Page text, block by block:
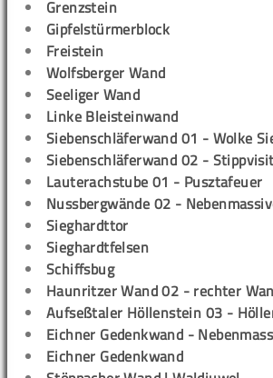
Grenzstein
Gipfelstürmerblock
Freistein
Wolfsberger Wand
Seeliger Wand
Linke Bleisteinwand
Siebenschläferwand 01 - Wolke
Siebenschläferwand 02 -
Lauterachstube 01 - Pusztafeuer
Nussbergwände 02 -
Sieghardttor
Sieghardtfelsen
Schiffsbug
Haunritzer Wand 02 - rechter
Aufseßtaler Höllenstein 03 -
Eichner Gedenkwand -
Eichner Gedenkwand